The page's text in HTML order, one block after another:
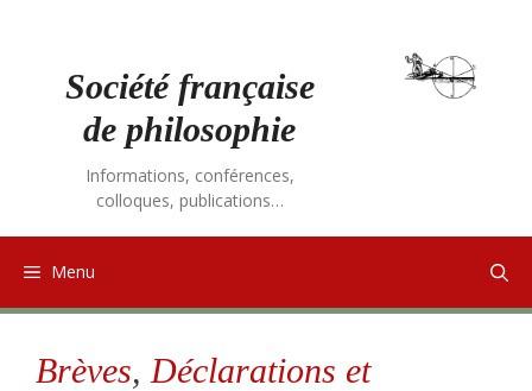
Société française
de philosophie
Informations, conférences,
colloques, publications…
Menu
Brèves, Déclarations et